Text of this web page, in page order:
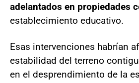
adelantados en propiedades
establecimiento educativo.
Esas intervenciones habrían
estabilidad del terreno
en el desprendimiento de la